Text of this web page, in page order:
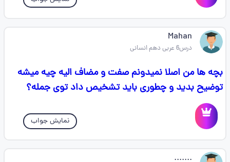
Mahan
درس6 عربی دهم انسانی
بچه ها من اصلا نمیدونم صفت و مضاف الیه چیه میشه
توضیح بدید و چطوری باید تشخیص داد توی جمله؟
نمایش جواب
.......